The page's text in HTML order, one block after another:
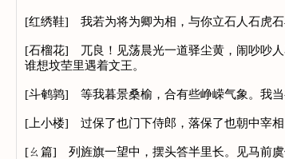
[红绣鞋] 我若为将为卿为相，与你立石人石虎石
[石榴花] 兀良！见荡晨光一道驿尘黄，闹吵吵人
谁想坟茔里遇着文王。
[斗鹌鹑] 等我暮景桑榆，合有些峥嵘气象。我当
[上小楼] 过保了也门下侍郎，落保了也朝中宰相
[ㄠ篇] 列旌旗一望中，摆头答半里长。见马前虞